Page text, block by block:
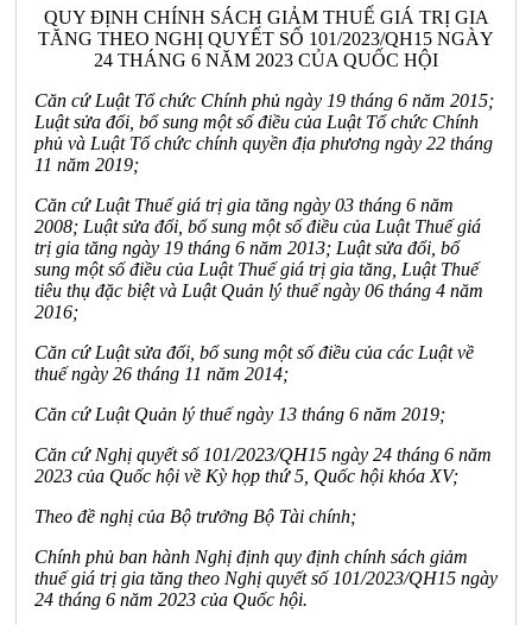
QUY ĐỊNH CHÍNH SÁCH GIẢM THUẾ GIÁ TRỊ GIA
TĂNG THEO NGHỊ QUYẾT SỐ 101/2023/QH15 NGÀY
24 THÁNG 6 NĂM 2023 CỦA QUỐC HỘI
Căn cứ Luật Tổ chức Chính phủ ngày 19 tháng 6 năm 2015;
Luật sửa đổi, bổ sung một số điều của Luật Tổ chức Chính
phủ và Luật Tổ chức chính quyền địa phương ngày 22 tháng
11 năm 2019;
Căn cứ Luật Thuế giá trị gia tăng ngày 03 tháng 6 năm
2008; Luật sửa đổi, bổ sung một số điều của Luật Thuế giá
trị gia tăng ngày 19 tháng 6 năm 2013; Luật sửa đổi, bổ
sung một số điều của Luật Thuế giá trị gia tăng, Luật Thuế
tiêu thụ đặc biệt và Luật Quản lý thuế ngày 06 tháng 4 năm
2016;
Căn cứ Luật sửa đổi, bổ sung một số điều của các Luật về
thuế ngày 26 tháng 11 năm 2014;
Căn cứ Luật Quản lý thuế ngày 13 tháng 6 năm 2019;
Căn cứ Nghị quyết số 101/2023/QH15 ngày 24 tháng 6 năm
2023 của Quốc hội về Kỳ họp thứ 5, Quốc hội khóa XV;
Theo đề nghị của Bộ trưởng Bộ Tài chính;
Chính phủ ban hành Nghị định quy định chính sách giảm
thuế giá trị gia tăng theo Nghị quyết số 101/2023/QH15 ngày
24 tháng 6 năm 2023 của Quốc hội.